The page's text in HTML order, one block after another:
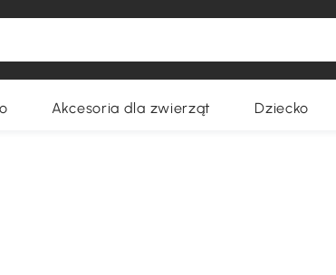
Akcesoria dla zwierząt Dziecko